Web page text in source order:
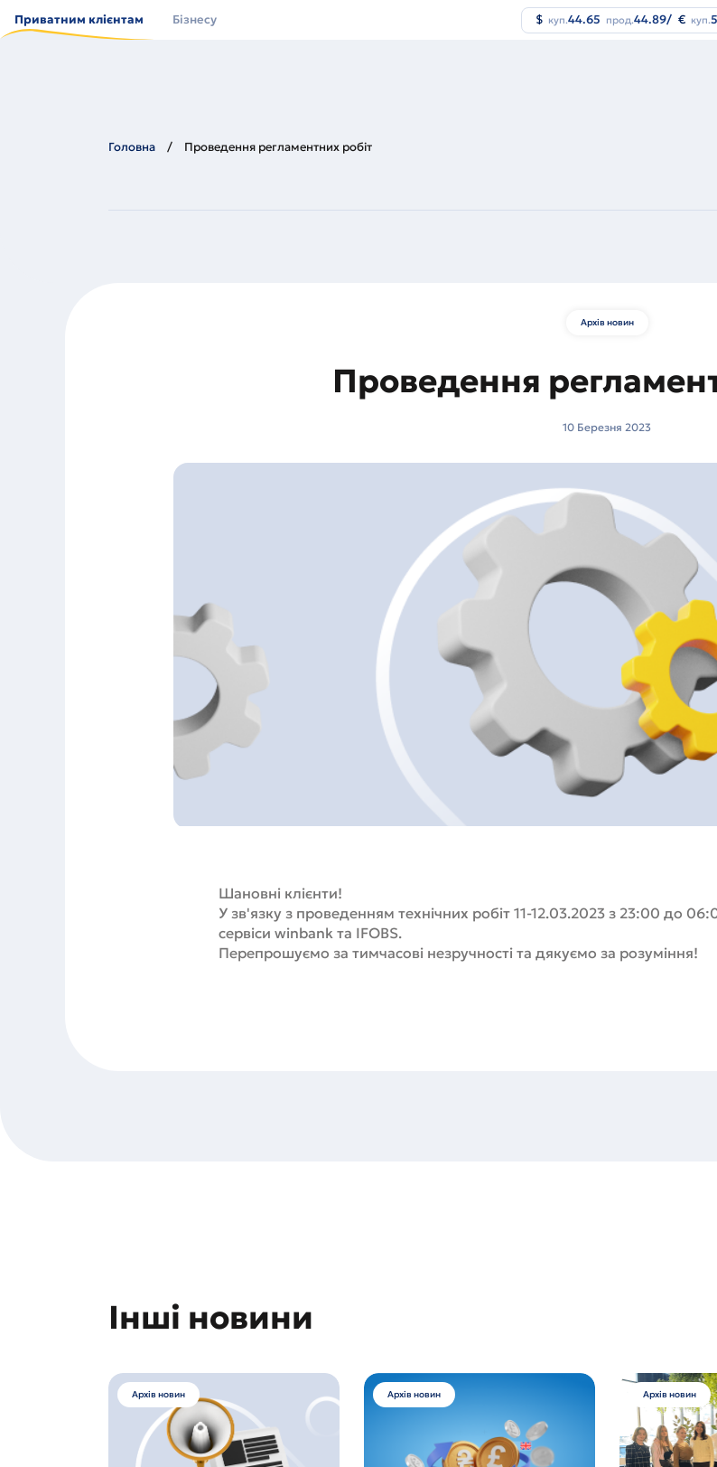
основного
Приватним клієнтам Бізнесу $ куп.44.65 прод.44.89/ € куп.
Головна Проведення регламентних робіт
Архів новин
Проведення
10 Березня 2023
Шановні клієнти!
У зв'язку з проведенням технічних робіт 11-12.03.2023 з 23:00 до
сервіси winbank та IFOBS.
Перепрошуємо за тимчасові незручності та дякуємо за розуміння!
Інші новини
Архів новин Архів новин Архів новин